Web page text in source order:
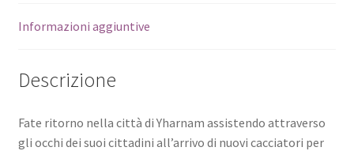
Informazioni aggiuntive
Descrizione
Fate ritorno nella città di Yharnam assistendo attraverso
gli occhi dei suoi cittadini all’arrivo di nuovi cacciatori per